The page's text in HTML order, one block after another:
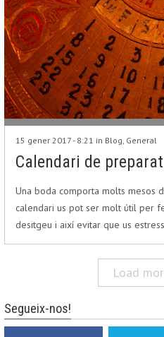
15 gener 2017 - 8:21 in Blog, General
Calendari de
Una boda comporta molts mesos
calendari us pot ser molt útil per
desitgeu i així evitar que us
Load
Segueix-nos!